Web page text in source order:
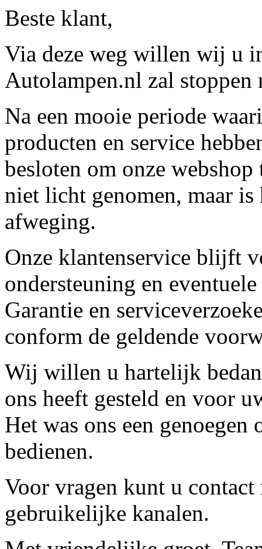
Beste klant,
Via deze weg willen wij u
Autolampen.nl zal stoppen
Na een mooie periode
producten en service
besloten om onze
niet licht genomen, maar
afweging.
Onze klantenservice blijft
ondersteuning en
Garantie en
conform de geldende
Wij willen u hartelijk
ons heeft gesteld en voor
Het was ons een
bedienen.
Voor vragen kunt u contact
gebruikelijke kanalen.